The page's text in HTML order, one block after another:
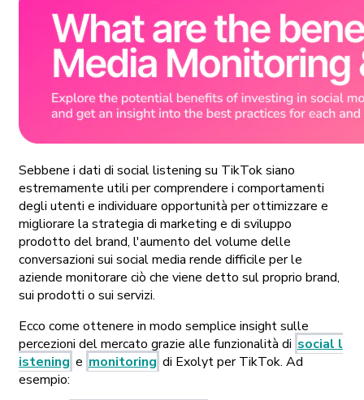
Sebbene i dati di social listening su TikTok siano
estremamente utili per comprendere i comportamenti
degli utenti e individuare opportunità per ottimizzare e
migliorare la strategia di marketing e di sviluppo
prodotto del brand, l'aumento del volume delle
conversazioni sui social media rende difficile per le
aziende monitorare ciò che viene detto sul proprio brand,
sui prodotti o sui servizi.
Ecco come ottenere in modo semplice insight sulle
percezioni del mercato grazie alle funzionalità di social l
istening e monitoring di Exolyt per TikTok. Ad
esempio: